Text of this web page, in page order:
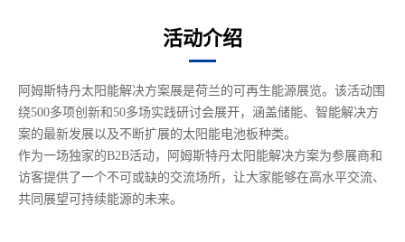
活动介绍
阿姆斯特丹太阳能解决方案展是荷兰的可再生能源展览。该活动围
绕500多项创新和50多场实践研讨会展开，涵盖储能、智能解决方
案的最新发展以及不断扩展的太阳能电池板种类。
作为一场独家的B2B活动，阿姆斯特丹太阳能解决方案为参展商和
访客提供了一个不可或缺的交流场所，让大家能够在高水平交流、
共同展望可持续能源的未来。